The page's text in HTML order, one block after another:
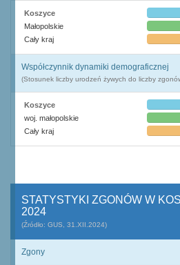
Koszyce
Małopolskie
Cały kraj
Współczynnik dynamiki demograficznej
(Stosunek liczby urodzeń żywych do liczby
Koszyce
woj. małopolskie
Cały kraj
STATYSTYKI ZGONÓW W
2024
(Źródło: GUS, 31.XII.2024)
Zgony